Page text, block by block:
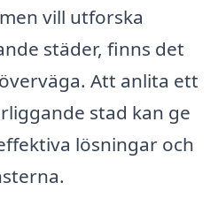
vill utforska
städer, finns det
Att anlita ett
stad kan ge
lösningar och